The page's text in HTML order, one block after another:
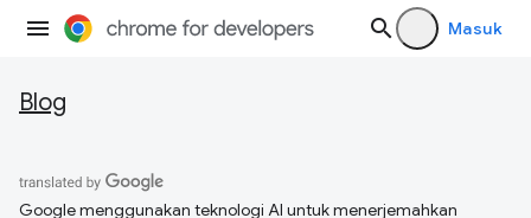
Masuk
Blog
Google menggunakan teknologi AI untuk menerjemahkan